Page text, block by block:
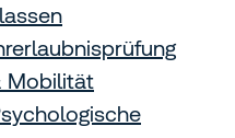
Mobilität